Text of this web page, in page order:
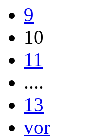
9
10
11
....
13
vor